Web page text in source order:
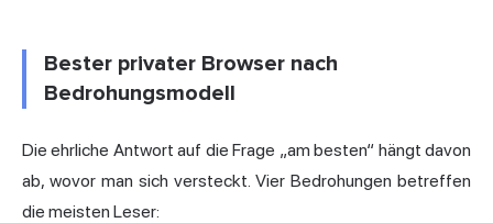
Bester privater Browser nach
Bedrohungsmodell
Die ehrliche Antwort auf die Frage „am besten“ hängt davon
ab, wovor man sich versteckt. Vier Bedrohungen betreffen
die meisten Leser: